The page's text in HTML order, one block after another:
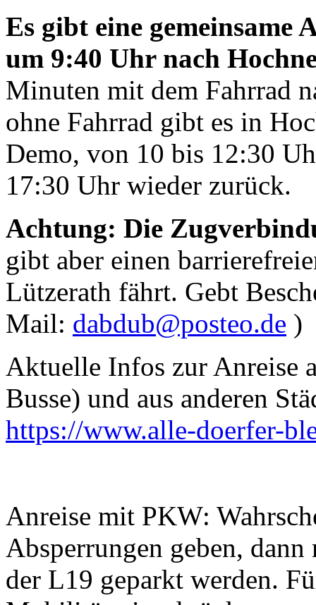
Es gibt eine gemeinsame
um 9:40 Uhr nach
Minuten mit dem Fahrrad
ohne Fahrrad gibt es in
Demo, von 10 bis 12:30
17:30 Uhr wieder zurück.
Achtung: Die
gibt aber einen
Lützerath fährt. Gebt
Mail: dabdub@posteo.de )
Aktuelle Infos zur Anreise
Busse) und aus anderen
https://www.alle-doerfer-
Anreise mit PKW:
Absperrungen geben,
der L19 geparkt werden.